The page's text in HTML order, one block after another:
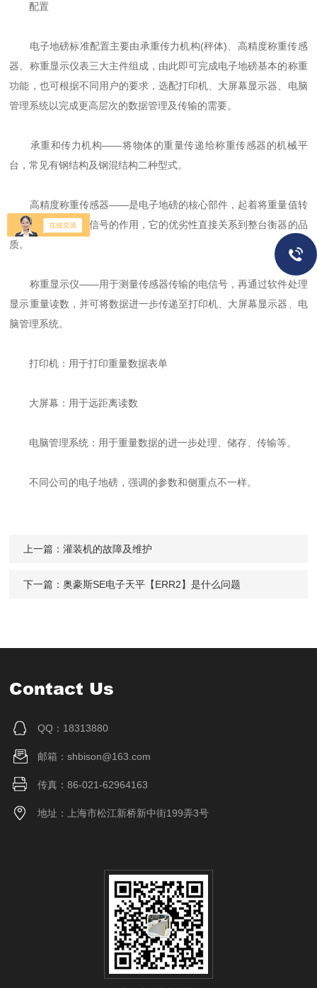
配置
电子地磅标准配置主要由承重传力机构(秤体)、高精度称重传感
器、称重显示仪表三大主件组成，由此即可完成电子地磅基本的称重
功能，也可根据不同用户的要求，选配打印机、大屏幕显示器、电脑
管理系统以完成更高层次的数据管理及传输的需要。
承重和传力机构——将物体的重量传递给称重传感器的机械平
台，常见有钢结构及钢混结构二种型式。
高精度称重传感器——是电子地磅的核心部件，起着将重量值转
换成对应的可测电信号的作用，它的优劣性直接关系到整台衡器的品
质。
称重显示仪——用于测量传感器传输的电信号，再通过软件处理
显示重量读数，并可将数据进一步传递至打印机、大屏幕显示器、电
脑管理系统。
打印机：用于打印重量数据表单
大屏幕：用于远距离读数
电脑管理系统：用于重量数据的进一步处理、储存、传输等。
不同公司的电子地磅，强调的参数和侧重点不一样。
上一篇：灌装机的故障及维护
下一篇：奥豪斯SE电子天平【ERR2】是什么问题
Contact Us
QQ：18313880
邮箱：shbison@163.com
传真：86-021-62964163
地址：上海市松江新桥新中街199弄3号